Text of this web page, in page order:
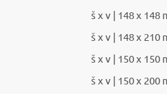
š x v | 148 x 148
š x v | 148 x 210
š x v | 150 x 150
š x v | 150 x 200